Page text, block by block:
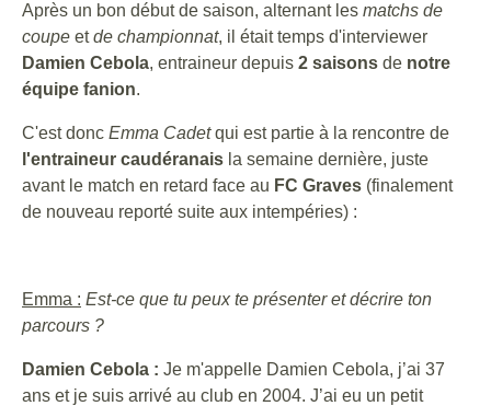
Après un bon début de saison, alternant les matchs de
coupe etde championnat, il était temps d'interviewer
Damien Cebola, entraineur depuis 2 saisons de notre
équipe fanion.
C'est donc Emma Cadetqui est partie à la rencontre de
l'entraineur caudéranais la semaine dernière, juste
avant le match en retard face au FC Graves (finalement
de nouveau reporté suite aux intempéries) :
Emma : Est-ce que tu peux te présenter et décrire ton
parcours ?
Damien Cebola : Je m'appelle Damien Cebola, j’ai 37
ans et je suis arrivé au club en 2004. J’ai eu un petit